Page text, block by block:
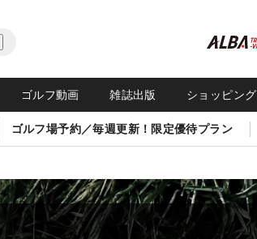
ゴルフ動画 雑誌出版 ショッピング
ゴルフ場予約／毎週更新！限定優待プラン